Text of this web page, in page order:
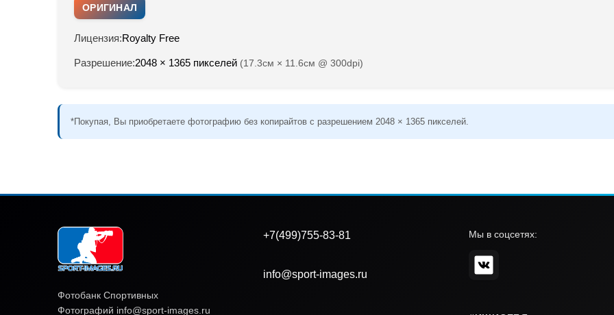
ОРИГИНАЛ
Лицензия:Royalty Free
Разрешение:2048 × 1365 пикселей (17.3см × 11.6см @ 300dpi)
*Покупая, Вы приобретаете фотографию без копирайтов с разрешением 2048 × 1365 пикселей.
Фотобанк Спортивных
Фотографий info@sport-images.ru
+7(499)755-83-81
info@sport-images.ru
Мы в соцсетях: